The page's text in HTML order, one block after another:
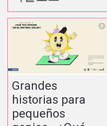
Grandes
historias para
pequeños